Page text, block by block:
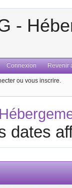
-
Connexion Revenir
ou vous inscrire.
dates